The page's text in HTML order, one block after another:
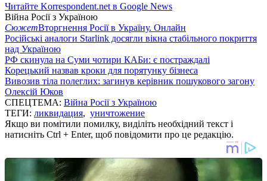
Читайте Korrespondent.net в Google News
Війна Росії з Україною
СюжетВторгнення Росії в Україну. Онлайн
Російські аналоги Starlink досягли вікна стабільного покриття
над Україною
РФ скинула на Суми чотири КАБи: є постраждалі
Корецький назвав кроки для порятунку бізнеса
Вивозив тіла полеглих: загинув керівник пошукового загону
Олексій Юков
СПЕЦТЕМА: Війна Росії з Україною
ТЕГИ: ликвидация, уничтожение
Якщо ви помітили помилку, виділіть необхідний текст і
натисніть Ctrl + Enter, щоб повідомити про це редакцію.